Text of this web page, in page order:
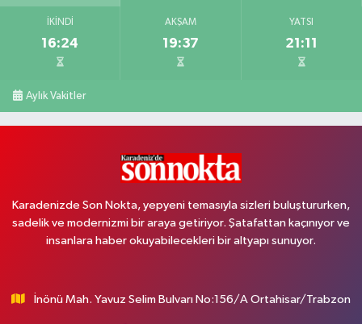
İKINDI
16:24
AKŞAM
19:37
YATSI
21:11
Aylık Vakitler
Karadenizde Son Nokta, yepyeni temasıyla sizleri buluştururken,
sadelik ve modernizmi bir araya getiriyor. Şatafattan kaçınıyor ve
insanlara haber okuyabilecekleri bir altyapı sunuyor.
İnönü Mah. Yavuz Selim Bulvarı No:156/A Ortahisar/Trabzon